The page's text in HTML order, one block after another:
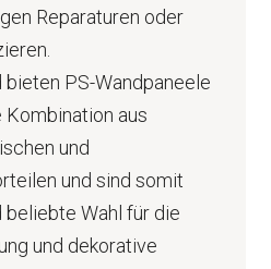
Reparaturen oder
PS-Wandpaneele
aus
und
und sind somit
Wahl für die
und dekorative